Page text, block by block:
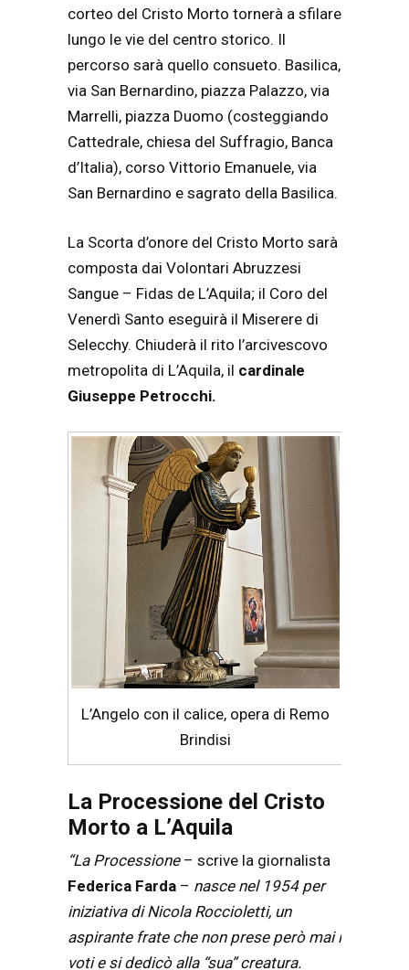
corteo del Cristo Morto tornerà a sfilare
lungo le vie del centro storico. Il
percorso sarà quello consueto. Basilica,
via San Bernardino, piazza Palazzo, via
Marrelli, piazza Duomo (costeggiando
Cattedrale, chiesa del Suffragio, Banca
d’Italia), corso Vittorio Emanuele, via
San Bernardino e sagrato della Basilica.
La Scorta d’onore del Cristo Morto sarà
composta dai Volontari Abruzzesi
Sangue – Fidas de L’Aquila; il Coro del
Venerdì Santo eseguirà il Miserere di
Selecchy. Chiuderà il rito l’arcivescovo
metropolita di L’Aquila, il cardinale
Giuseppe Petrocchi.
L’Angelo con il calice, opera di Remo
Brindisi
La Processione del Cristo
Morto a L’Aquila
“La Processione– scrive la giornalista
Federica Farda – nasce nel 1954 per
iniziativa di Nicola Roccioletti, un
aspirante frate che non prese però mai i
voti e si dedicò alla “sua” creatura.